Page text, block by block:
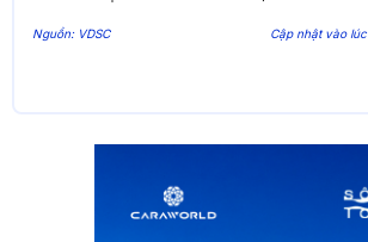
Nguồn: VDSC Cập nhật vào lúc